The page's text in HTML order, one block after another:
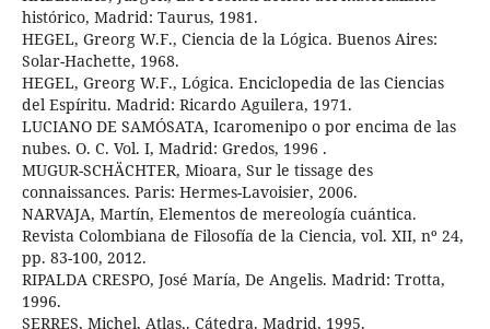
histórico, Madrid: Taurus, 1981.
HEGEL, Greorg W.F., Ciencia de la Lógica. Buenos Aires:
Solar-Hachette, 1968.
HEGEL, Greorg W.F., Lógica. Enciclopedia de las Ciencias
del Espíritu. Madrid: Ricardo Aguilera, 1971.
LUCIANO DE SAMÓSATA, Icaromenipo o por encima de las
nubes. O. C. Vol. I, Madrid: Gredos, 1996 .
MUGUR-SCHÄCHTER, Mioara, Sur le tissage des
connaissances. Paris: Hermes-Lavoisier, 2006.
NARVAJA, Martín, Elementos de mereología cuántica.
Revista Colombiana de Filosofía de la Ciencia, vol. XII, nº 24,
pp. 83-100, 2012.
RIPALDA CRESPO, José María, De Angelis. Madrid: Trotta,
1996.
SERRES, Michel, Atlas,. Cátedra. Madrid, 1995.